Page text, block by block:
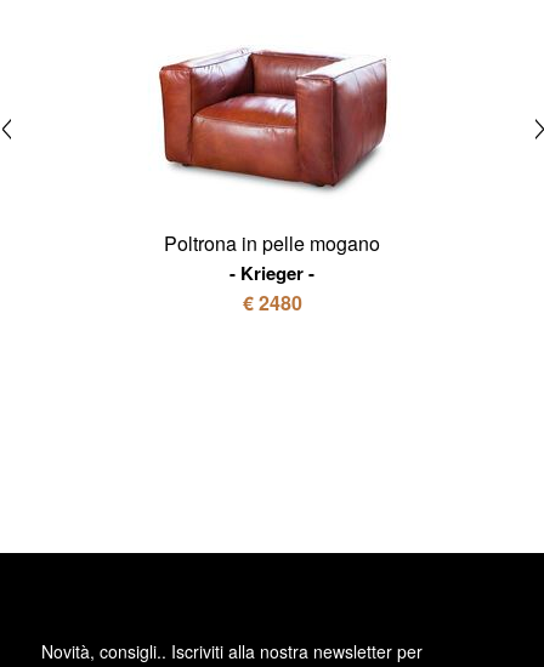
Poltrona in pelle mogano
Krieger
€ 2480
Novità, consigli.. Iscriviti alla nostra newsletter per